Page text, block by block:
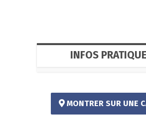
INFOS
MONTRER SUR UNE